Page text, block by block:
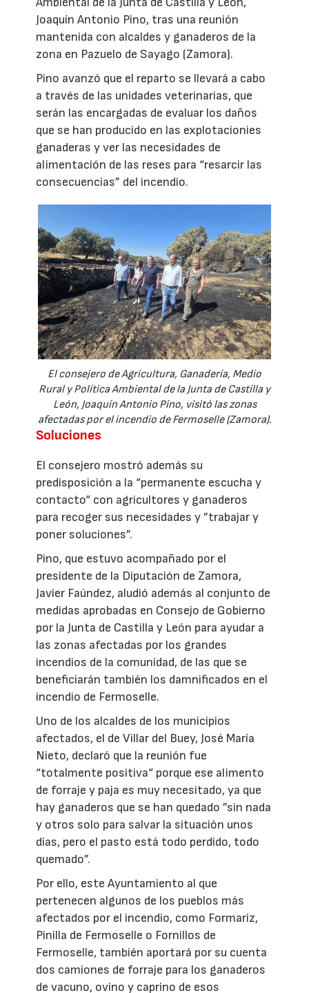
Joaquín Antonio Pino, tras una reunión
mantenida con alcaldes y ganaderos de la
zona en Pazuelo de Sayago (Zamora).
Pino avanzó que el reparto se llevará a cabo
a través de las unidades veterinarias, que
serán las encargadas de evaluar los daños
que se han producido en las explotacionies
ganaderas y ver las necesidades de
alimentación de las reses para “resarcir las
consecuencias” del incendio.
El consejero de Agricultura, Ganadería, Medio
Rural y Política Ambiental de la Junta de Castilla y
León, Joaquín Antonio Pino, visitó las zonas
afectadas por el incendio de Fermoselle (Zamora).
Soluciones
El consejero mostró además su
predisposición a la “permanente escucha y
contacto“ con agricultores y ganaderos
para recoger sus necesidades y ”trabajar y
poner soluciones”.
Pino, que estuvo acompañado por el
presidente de la Diputación de Zamora,
Javier Faúndez, aludió además al conjunto de
medidas aprobadas en Consejo de Gobierno
por la Junta de Castilla y León para ayudar a
las zonas afectadas por los grandes
incendios de la comunidad, de las que se
beneficiarán también los damnificados en el
incendio de Fermoselle.
Uno de los alcaldes de los municipios
afectados, el de Villar del Buey, José María
Nieto, declaró que la reunión fue
“totalmente positiva“ porque ese alimento
de forraje y paja es muy necesitado, ya que
hay ganaderos que se han quedado ”sin nada
y otros solo para salvar la situación unos
días, pero el pasto está todo perdido, todo
quemado”.
Por ello, este Ayuntamiento al que
pertenecen algunos de los pueblos más
afectados por el incendio, como Formariz,
Pinilla de Fermoselle o Fornillos de
Fermoselle, también aportará por su cuenta
dos camiones de forraje para los ganaderos
de vacuno, ovino y caprino de esos